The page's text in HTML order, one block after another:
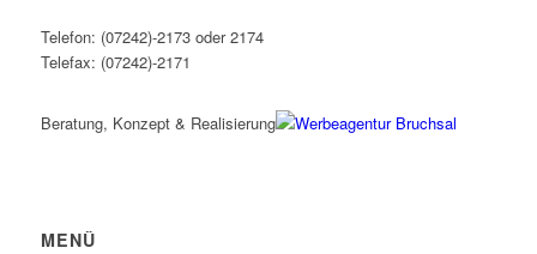
Telefon: (07242)-2173 oder 2174
Telefax: (07242)-2171
Beratung, Konzept & Realisierung
MENÜ